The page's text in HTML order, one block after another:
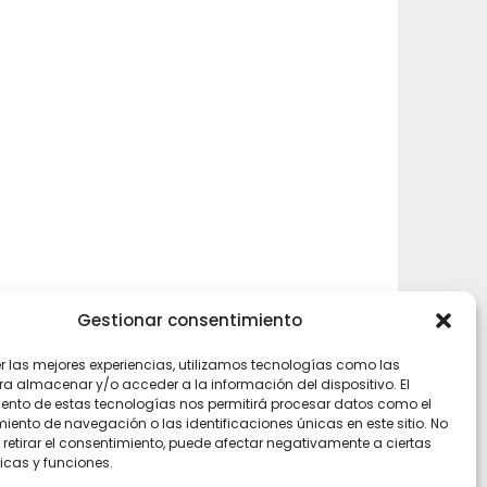
Gestionar consentimiento
las mejores experiencias, utilizamos tecnologías como las
almacenar y/o acceder a la información del dispositivo. El
de estas tecnologías nos permitirá procesar datos como el
de navegación o las identificaciones únicas en este sitio. No
el consentimiento, puede afectar negativamente a ciertas
y funciones.